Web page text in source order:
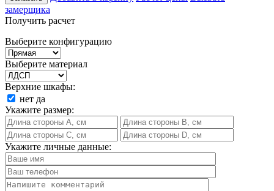
замерщика
Получить расчет
Выберите конфигурацию
Выберите материал
Верхние шкафы:
нет да
Укажите размер:
Укажите личные данные: